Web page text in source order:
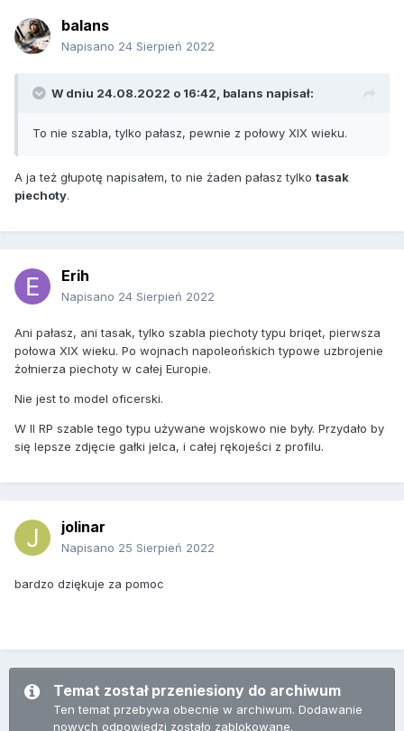
balans
Napisano 24 Sierpień 2022
W dniu 24.08.2022 o 16:42, balans napisał:
To nie szabla, tylko pałasz, pewnie z połowy XIX wieku.
A ja też głupotę napisałem, to nie żaden pałasz tylko tasak
piechoty.
Erih
Napisano 24 Sierpień 2022
Ani pałasz, ani tasak, tylko szabla piechoty typu briqet, pierwsza
połowa XIX wieku. Po wojnach napoleońskich typowe uzbrojenie
żołnierza piechoty w całej Europie.
Nie jest to model oficerski.
W II RP szable tego typu używane wojskowo nie były. Przydało by
się lepsze zdjęcie gałki jelca, i całej rękojeści z profilu.
jolinar
Napisano 25 Sierpień 2022
bardzo dziękuje za pomoc
Temat został przeniesiony do archiwum
Ten temat przebywa obecnie w archiwum. Dodawanie
nowych odpowiedzi zostało zablokowane.